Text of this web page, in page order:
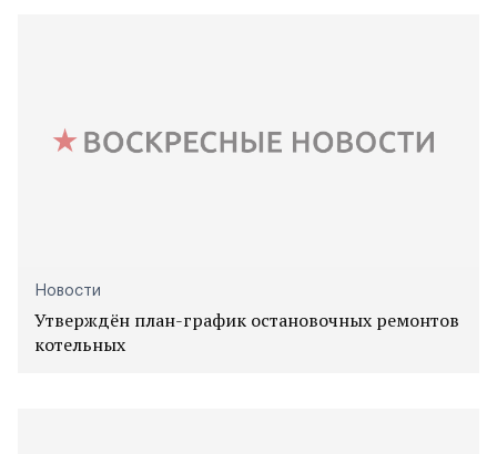
Новости
Утверждён план-график остановочных ремонтов
котельных